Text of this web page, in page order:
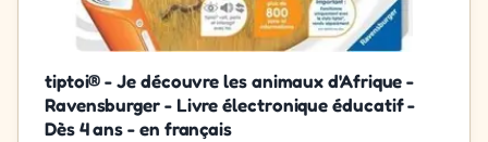
tiptoi® - Je découvre les animaux d'Afrique -
Ravensburger - Livre électronique éducatif -
Dès 4 ans - en français